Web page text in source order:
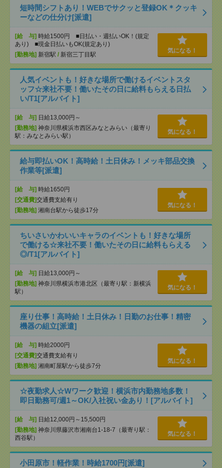
短時間シフトあり！WEBでサクッと登録OK＊クッキ
ーなどの仕分け[派遣]
[給 与] 時給1500円 ■日払い・週払いOK！(規定
あり) ■現金日払いもOK(規定あり)
[勤務地] 新宿駅 / 新宿三丁目駅
気になる！
人気イベントも！好きな場所で働けるイベントスタ
ッフ☆来社不要！働いたその日に給料もらえる日払
い/T1[アルバイト]
[給 与] 日給13,000円～
[勤務地] 神奈川県横浜市西区みなとみらい（最寄り
駅：みなとみらい駅）
気になる！
給与即払いOK！高時給！土日休み！メッキ部品交換
作業等[派遣]
[給 与] 時給1650円
[交通費]交通費支給有り
[勤務地] 湘南台駅から徒歩17分
気になる！
ちいさいかわいいキャラのイベントも！好きな場所
で働ける☆来社不要！働いたその日に給料もらえる
◎/T1[アルバイト]
[給 与] 日給13,000円～
[勤務地] 神奈川県横浜市港北区（最寄り駅：新横浜
駅）
気になる！
座り仕事！高時給！土日休み！日勤のお仕事！精密
機器の組立[派遣]
[給 与] 時給2000円
[交通費]交通費支給有り
[勤務地] 湘南町屋駅から徒歩7分
気になる！
☆夜勤求人☆Wワーク歓迎！横浜市内勤務地多数！
即日勤務可/週1～OK/入社祝い金あり！[アルバイト]
[給 与] 日給12,000円～15,500円
[勤務地] 神奈川県藤沢市湘南台1-18-7（最寄り駅：
西谷駅）
気になる！
小田原市！軽作業！時給1700円[派遣]